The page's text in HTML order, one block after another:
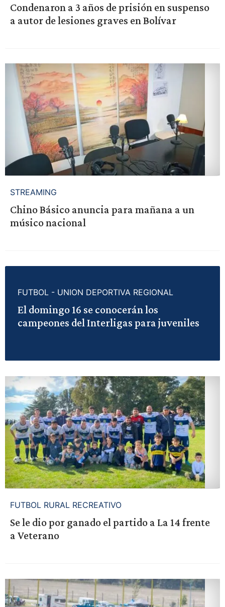
Condenaron a 3 años de prisión en suspenso
a autor de lesiones graves en Bolívar
STREAMING
Chino Básico anuncia para mañana a un
músico nacional
FUTBOL - UNION DEPORTIVA REGIONAL
El domingo 16 se conocerán los
campeones del Interligas para juveniles
FUTBOL RURAL RECREATIVO
Se le dio por ganado el partido a La 14 frente
a Veterano